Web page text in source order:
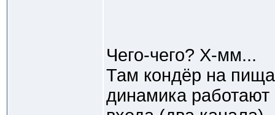
Чего-чего? Х-мм...
Там кондёр на
динамика